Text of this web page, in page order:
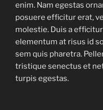
enim. Nam egestas
posuere efficitur erat,
molestie. Duis a
elementum at risus id
sem quis pharetra.
tristique senectus et
turpis egestas.